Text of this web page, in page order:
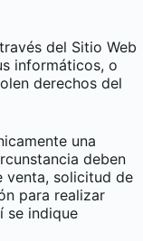
del Sitio Web
informáticos, o
derechos del
una
deben
venta, solicitud de
para realizar
se indique